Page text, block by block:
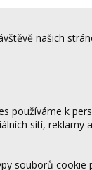
našich
používáme k
sítí,
souborů cookie